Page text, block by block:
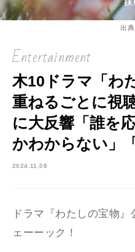
出
Entertainment
木10ドラマ「わ
重ねるごとに視
に大反響「誰を
かわからない」
2024.11.08
ドラマ『わたしの宝物
ェーーック！